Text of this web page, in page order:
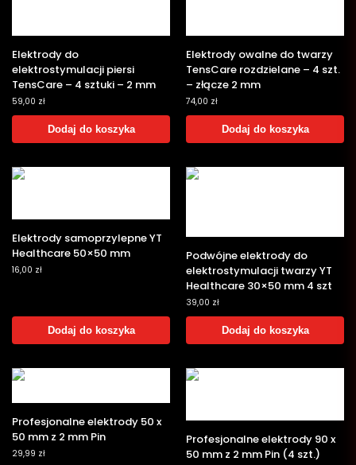
Elektrody do
elektrostymulacji piersi
TensCare – 4 sztuki – 2 mm
59,00 zł
Dodaj do koszyka
Elektrody owalne do twarzy
TensCare rozdzielane – 4 szt.
– złącze 2 mm
74,00 zł
Dodaj do koszyka
Elektrody samoprzylepne YT
Healthcare 50×50 mm
16,00 zł
Dodaj do koszyka
Podwójne elektrody do
elektrostymulacji twarzy YT
Healthcare 30×50 mm 4 szt
39,00 zł
Dodaj do koszyka
‎Profesjonalne elektrody 50 x
50 mm z 2 mm Pin
29,99 zł
‎Profesjonalne elektrody 90 x
50 mm z 2 mm Pin (4 szt.)